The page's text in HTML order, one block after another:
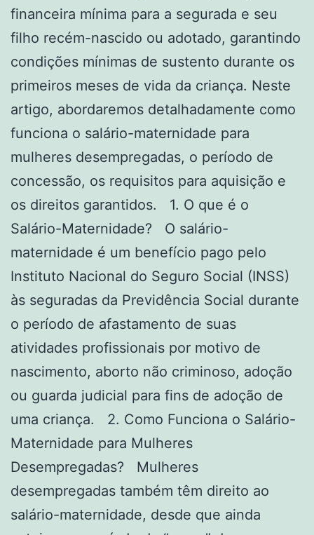
financeira mínima para a segurada e seu
filho recém-nascido ou adotado, garantindo
condições mínimas de sustento durante os
primeiros meses de vida da criança. Neste
artigo, abordaremos detalhadamente como
funciona o salário-maternidade para
mulheres desempregadas, o período de
concessão, os requisitos para aquisição e
os direitos garantidos. 1. O que é o
Salário-Maternidade? O salário-
maternidade é um benefício pago pelo
Instituto Nacional do Seguro Social (INSS)
às seguradas da Previdência Social durante
o período de afastamento de suas
atividades profissionais por motivo de
nascimento, aborto não criminoso, adoção
ou guarda judicial para fins de adoção de
uma criança. 2. Como Funciona o Salário-
Maternidade para Mulheres
Desempregadas? Mulheres
desempregadas também têm direito ao
salário-maternidade, desde que ainda